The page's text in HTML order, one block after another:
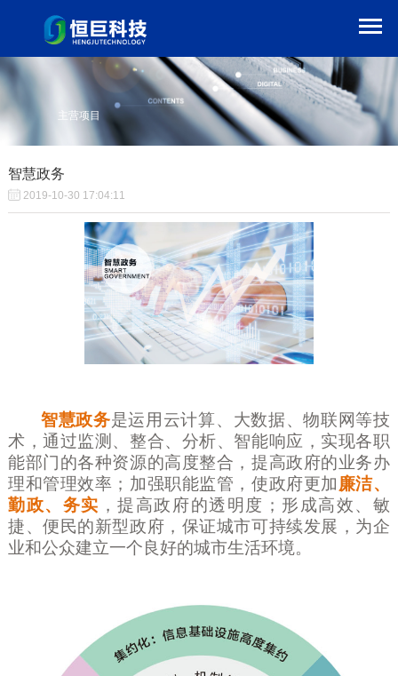
主营项目
智慧政务
2019-10-30 17:04:11
智慧政务是运用云计算、大数据、物联网等技
术，通过监测、整合、分析、智能响应，实现各职
能部门的各种资源的高度整合，提高政府的业务办
理和管理效率；加强职能监管，使政府更加 廉洁、
勤政、务实 ，提高政府的透明度；形成高效、敏
捷、便民的新型政府，保证城市可持续发展，为企
业和公众建立一个良好的城市生活环境。